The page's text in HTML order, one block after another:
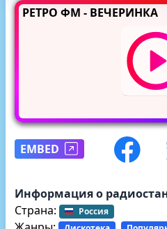
РЕТРО ФМ - ВЕЧЕРИНКА
EMBED
Информация о
Страна:
Россия